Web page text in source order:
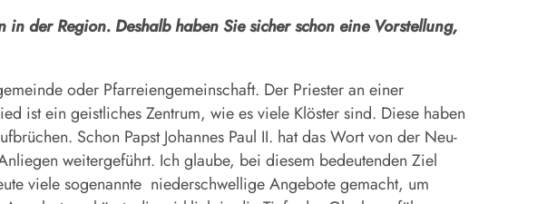
der Region. Deshalb haben Sie sicher schon eine Vorstellung,
oder Pfarreiengemeinschaft. Der Priester an einer
ist ein geistliches Zentrum, wie es viele Klöster sind. Diese haben
Schon Papst Johannes Paul II. hat das Wort von der Neu-
weitergeführt. Ich glaube, bei diesem bedeutenden Ziel
viele sogenannte niederschwellige Angebote gemacht, um